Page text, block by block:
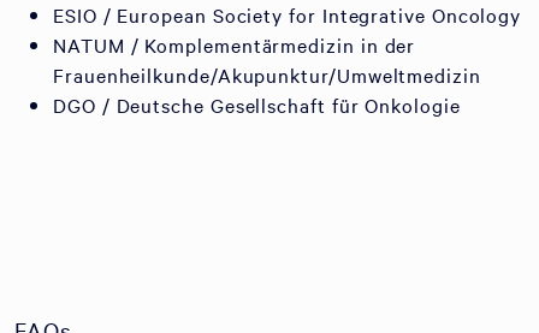
ESIO / European Society for Integrative Oncology
NATUM / Komplementärmedizin in der
Frauenheilkunde/Akupunktur/Umweltmedizin
DGO / Deutsche Gesellschaft für Onkologie